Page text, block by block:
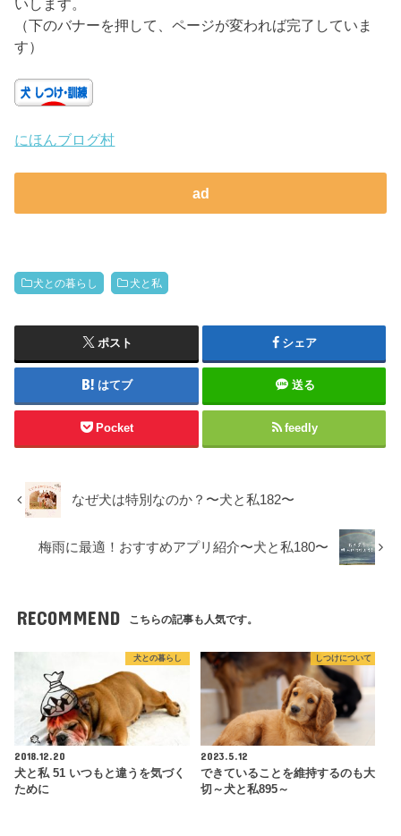
いします。
（下のバナーを押して、ページが変われば完了していま
す）
にほんブログ村
ad
犬との暮らし 犬と私
ポスト シェア
はてブ 送る
Pocket feedly
なぜ犬は特別なのか？〜犬と私182〜
梅雨に最適！おすすめアプリ紹介〜犬と私180〜
RECOMMEND こちらの記事も人気です。
犬との暮らし
2018.12.20
犬と私 51 いつもと違うを気づく
ために
しつけについて
2023.5.12
できていることを維持するのも大
切～犬と私895～